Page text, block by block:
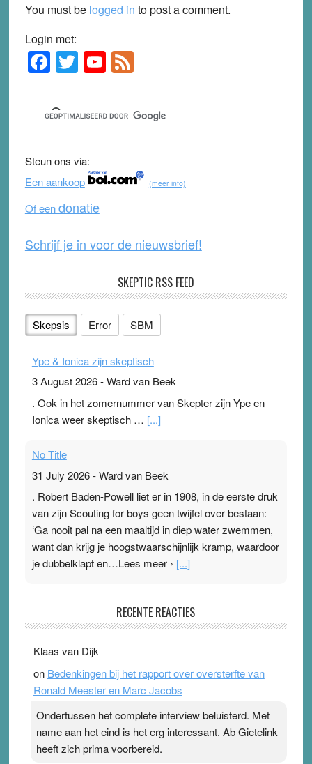
You must be logged in to post a comment.
Login met:
Primary
Sidebar
F
a
c
e
b
o
o
k
T
wi
tt
er
Y
o
u
T
b
e
F
e
d
Steun ons via:
Een aankoop
(meer info)
Of eendonatie
Schrijf je in voor de nieuwsbrief!
SKEPTIC RSS FEED
Skepsis Error SBM
Ype & Ionica zijn skeptisch
3 August 2026-Ward van Beek
. Ook in het zomernummer van Skepter zijn Ype en
Ionica weer skeptisch … [...]
No Title
31 July 2026-Ward van Beek
. Robert Baden-Powell liet er in 1908, in de eerste druk
van zijn Scouting for boys geen twijfel over bestaan:
‘Ga nooit pal na een maaltijd in diep water zwemmen,
want dan krijg je hoogstwaarschijnlijk kramp, waardoor
je dubbelklapt en…Lees meer › [...]
Ward van Beek
topsporters. Ze hopen ermee hun hartslag te verlagen
terwijl ze meer zuurstof opnemen. Daarop heeft zo’n
pleister geen effect. Maar het gevoel ‘makkelijker te
Pleisterplakkers in de topspsort ›[...]
RECENTE REACTIES
Klaas van Dijk
on Bedenkingen bij het rapport over oversterfte van
Ronald Meester en Marc Jacobs
Ondertussen het complete interview beluisterd. Met
name aan het eind is het erg interessant. Ab Gietelink
heeft zich prima voorbereid.